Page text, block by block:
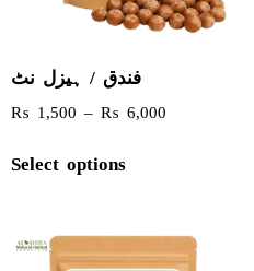
فندق / ہیزل نٹ
₨ 1,500 – ₨ 6,000
Select options